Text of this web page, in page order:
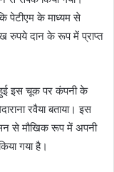
पेटीएम के माध्यम से
रुपये दान के रूप में प्राप्त
इस चूक पर कंपनी के
रवैया बताया। इस
से मौखिक रूप में अपनी
गया है।